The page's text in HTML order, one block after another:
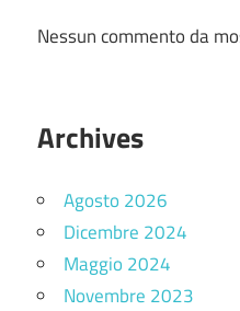
Nessun commento da
Archives
Agosto 2026
Dicembre 2024
Maggio 2024
Novembre 2023